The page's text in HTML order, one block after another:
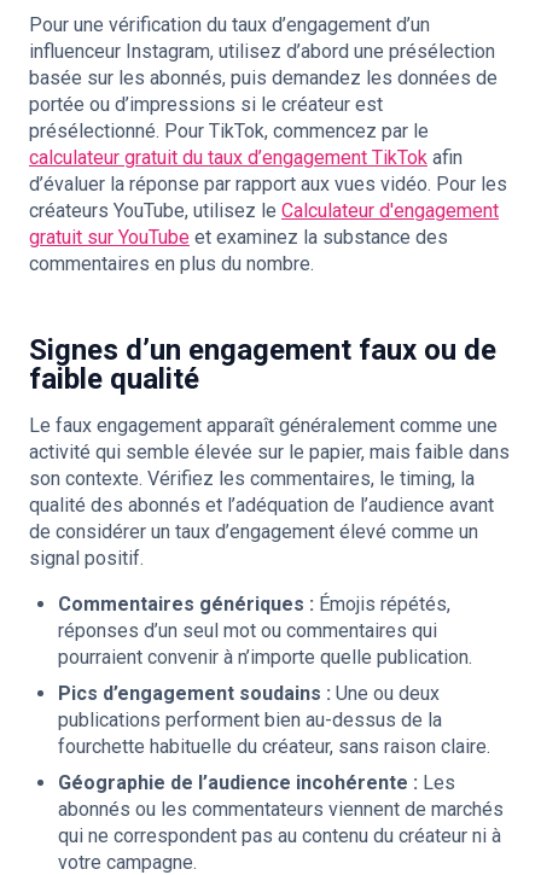
Pour une vérification du taux d’engagement d’un
influenceur Instagram, utilisez d’abord une présélection
basée sur les abonnés, puis demandez les données de
portée ou d’impressions si le créateur est
présélectionné. Pour TikTok, commencez par le
calculateur gratuit du taux d’engagement TikTok afin
d’évaluer la réponse par rapport aux vues vidéo. Pour les
créateurs YouTube, utilisez le Calculateur d'engagement
gratuit sur YouTube et examinez la substance des
commentaires en plus du nombre.
Signes d’un engagement faux ou de
faible qualité
Le faux engagement apparaît généralement comme une
activité qui semble élevée sur le papier, mais faible dans
son contexte. Vérifiez les commentaires, le timing, la
qualité des abonnés et l’adéquation de l’audience avant
de considérer un taux d’engagement élevé comme un
signal positif.
Commentaires génériques : Émojis répétés,
réponses d’un seul mot ou commentaires qui
pourraient convenir à n’importe quelle publication.
Pics d’engagement soudains : Une ou deux
publications performent bien au-dessus de la
fourchette habituelle du créateur, sans raison claire.
Géographie de l’audience incohérente : Les
abonnés ou les commentateurs viennent de marchés
qui ne correspondent pas au contenu du créateur ni à
votre campagne.